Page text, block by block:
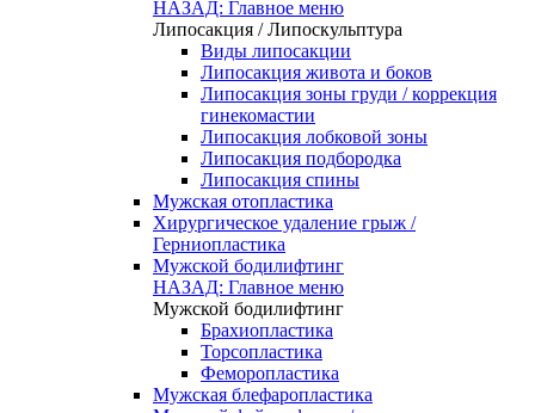
НАЗАД: Главное меню
Липосакция / Липоскульптура
Виды липосакции
Липосакция живота и боков
Липосакция зоны груди / коррекция
гинекомастии
Липосакция лобковой зоны
Липосакция подбородка
Липосакция спины
Мужская отопластика
Хирургическое удаление грыж /
Герниопластика
Мужской бодилифтинг
НАЗАД: Главное меню
Мужской бодилифтинг
Брахиопластика
Торсопластика
Феморопластика
Мужская блефаропластика